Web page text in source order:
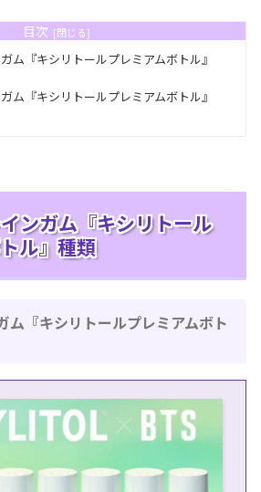
目次
ム『キシリトールプレミアムボトル』
ム『キシリトールプレミアムボトル』
ンガム『キシリトール
ル』種類
ム『キシリトールプレミアムボト